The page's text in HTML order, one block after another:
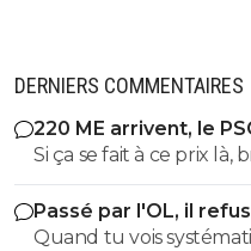
DERNIERS COMMENTAIRES
220 ME arrivent, le
Si ça se fait à ce prix là,
Passé par l'OL, il
Quand tu vois